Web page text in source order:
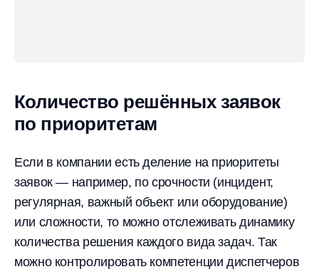
Количество решённых заявок
по приоритетам
Если в компании есть деление на приоритеты
заявок — например, по срочности (инцидент,
регулярная, важный объект или оборудование)
или сложности, то можно отслеживать динамику
количества решения каждого вида задач. Так
можно контролировать компетенции диспетчеров